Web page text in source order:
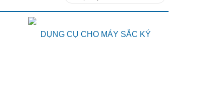
DỤNG CỤ CHO MÁY SẮC KÝ